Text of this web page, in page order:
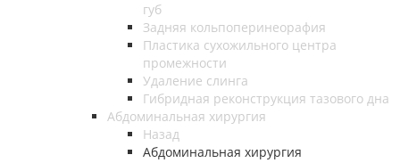
губ
Задняя кольпоперинеорафия
Пластика сухожильного центра
промежности
Удаление слинга
Гибридная реконструкция тазового дна
Абдоминальная хирургия
Назад
Абдоминальная хирургия